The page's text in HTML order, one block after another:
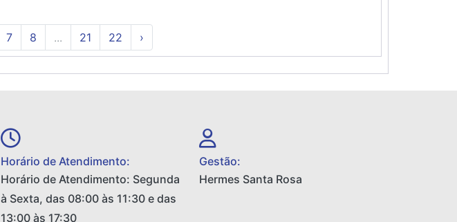
7 8 ... 21 22 ›
Horário de Atendimento:
Horário de Atendimento: Segunda
à Sexta, das 08:00 às 11:30 e das
13:00 às 17:30
Gestão:
Hermes Santa Rosa